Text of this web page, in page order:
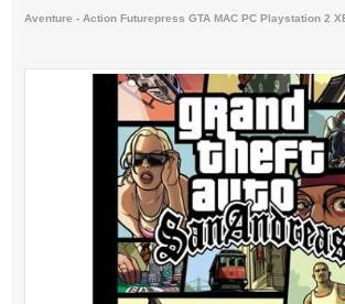
Aventure - Action Futurepress GTA MAC PC Playstation 2